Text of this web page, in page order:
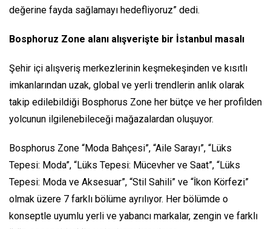
değerine fayda sağlamayı hedefliyoruz” dedi.
Bosphoruz Zone alanı alışverişte bir İstanbul masalı
Şehir içi alışveriş merkezlerinin keşmekeşinden ve kısıtlı
imkanlarından uzak, global ve yerli trendlerin anlık olarak
takip edilebildiği Bosphorus Zone her bütçe ve her profilden
yolcunun ilgilenebileceği mağazalardan oluşuyor.
Bosphorus Zone “Moda Bahçesi”, “Aile Sarayı”, “Lüks
Tepesi: Moda”, “Lüks Tepesi: Mücevher ve Saat”, “Lüks
Tepesi: Moda ve Aksesuar”, “Stil Sahili” ve “İkon Körfezi”
olmak üzere 7 farklı bölüme ayrılıyor. Her bölümde o
konseptle uyumlu yerli ve yabancı markalar, zengin ve farklı